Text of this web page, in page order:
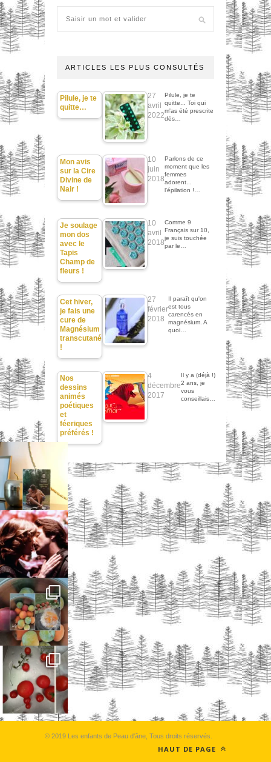
ARTICLES LES PLUS CONSULTÉS
Pilule, je te
quitte…
27
avril
2022
Pilule, je te
quitte... Toi qui
m'as été prescrite
dès…
Mon avis
sur la Cire
Divine de
Nair !
10
juin
2018
Parlons de ce
moment que les
femmes
adorent...
l'épilation !…
Je soulage
mon dos
avec le
Tapis
Champ de
fleurs !
10
avril
2018
Comme 9
Français sur 10,
je suis touchée
par le…
Cet hiver,
je fais une
cure de
Magnésium
transcutané
!
27
février
2018
Il paraît qu'on
est tous
carencés en
magnésium. A
quoi…
Nos
dessins
animés
poétiques
et
féeriques
préférés !
4
décembre
2017
Il y a (déjà !)
2 ans, je
vous
conseillais…
© 2019 Les enfants de Peau d'âne, Tous droits réservés.
HAUT DE PAGE